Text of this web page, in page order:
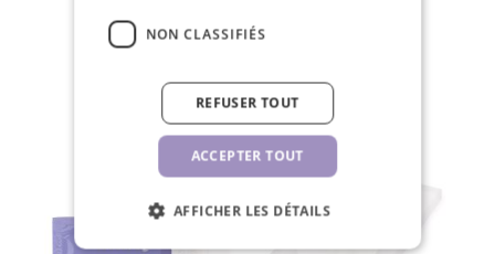
NON CLASSIFIÉS
ACCEPTER TOUT
REFUSER TOUT
AFFICHER LES DÉTAILS